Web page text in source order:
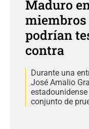
Maduro
podrían
contra
Durante una
José Amalio
conjunto de